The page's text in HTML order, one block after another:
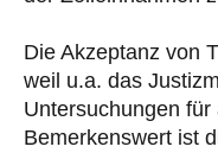
Die Akzeptanz von
weil u.a. das
Untersuchungen
Bemerkenswert ist